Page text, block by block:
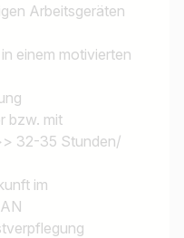
Arbeitsgeräten
einem motivierten
bzw. mit
32-35 Stunden/
im